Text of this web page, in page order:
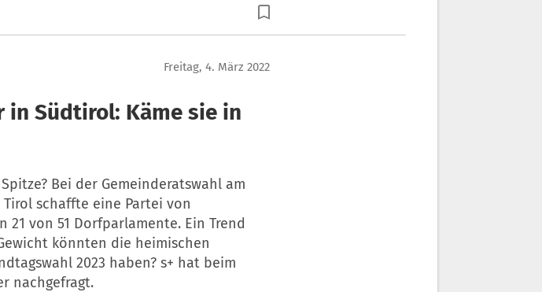
Freitag, 4. März 2022
in Südtirol: Käme sie in
Bei der Gemeinderatswahl am
schaffte eine Partei von
von 51 Dorfparlamente. Ein Trend
könnten die heimischen
2023 haben? s+ hat beim
nachgefragt.